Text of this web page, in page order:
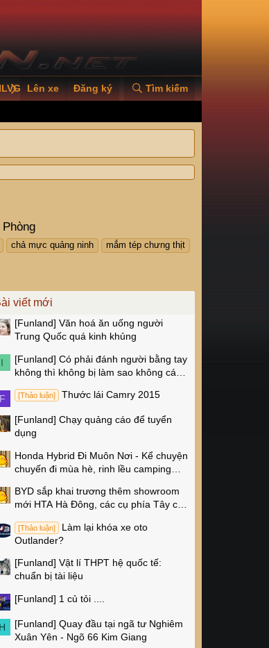
Lên xe Đăng ký Tìm kiếm
chả mực quảng ninh
mắm tép chưng thịt
viết mới
[Funland] Văn hoá ăn uống người
Trung Quốc quá kinh khủng
I [Funland] Có phải đánh người bằng tay
không thì không bị làm sao không các
F
[Thảo luận] Thước lái Camry 2015
[Funland] Chạy quảng cáo để tuyển
dụng
Honda Hybrid Đi Muôn Nơi - Kể chuyện
chuyến đi mùa hè, rinh lều camping
BYD sắp khai trương thêm showroom
mới HTA Hà Đông, các cụ phía Tây có
[Thảo luận]
Làm lại khóa xe oto
Outlander?
[Funland] Vật lí THPT hệ quốc tế:
chuẩn bị tài liệu
[Funland] 1 củ tỏi ....
H [Funland] Quay đầu tại ngã tư Nghiêm
Xuân Yên - Ngõ 66 Kim Giang